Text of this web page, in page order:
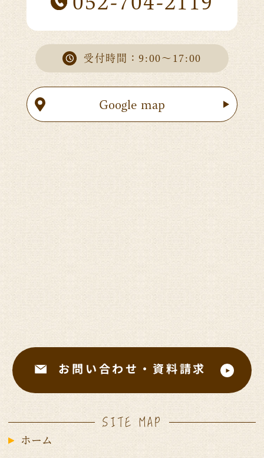
受付時間：9:00～17:00
Google map
お問い合わせ・資料請求
SITE MAP
ホーム